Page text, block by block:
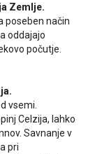
Zemlje.
poseben način
oddajajo
počutje.
vsemi.
Celzija, lahko
Savnanje v
pri